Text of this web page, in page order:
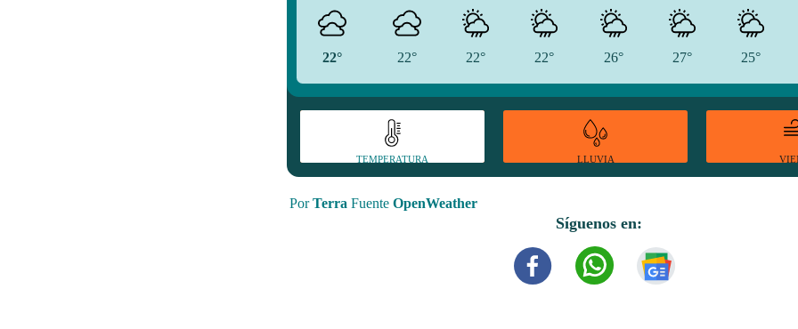
22° 22° 22° 22° 26° 27° 25°
TEMPERATURA LLUVIA
PorTerra Fuente OpenWeather
Síguenos en: